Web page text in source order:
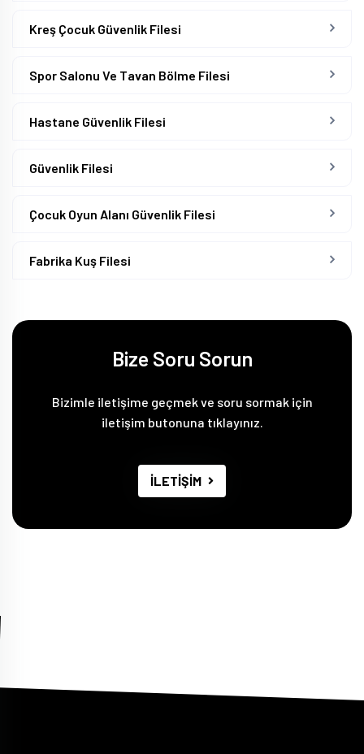
Kreş Çocuk Güvenlik Filesi
Spor Salonu Ve Tavan Bölme Filesi
Hastane Güvenlik Filesi
Güvenlik Filesi
Çocuk Oyun Alanı Güvenlik Filesi
Fabrika Kuş Filesi
Bize Soru Sorun
Bizimle iletişime geçmek ve soru sormak için
iletişim butonuna tıklayınız.
İLETİŞİM